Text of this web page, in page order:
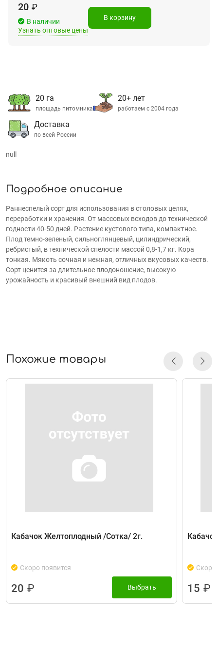
20 ₽
В наличии
Узнать оптовые цены
В корзину
20 га
площадь питомника
20+ лет
работаем с 2004 года
Доставка
по всей России
null
Подробное описание
Раннеспелый сорт для использования в столовых целях,
переработки и хранения. От массовых всходов до технической
годности 40-50 дней. Растение кустового типа, компактное.
Плод темно-зеленый, сильноглянцевый, цилиндрический,
ребристый, в технической спелости массой 0,8-1,7 кг. Кора
тонкая. Мякоть сочная и нежная, отличных вкусовых качеств.
Сорт ценится за длительное плодоношение, высокую
урожайность и красивый внешний вид плодов.
Похожие товары
Кабачок Желтоплодный /Сотка/ 2г.
Скоро появится
20 ₽ Выбрать
Скоро
15 ₽